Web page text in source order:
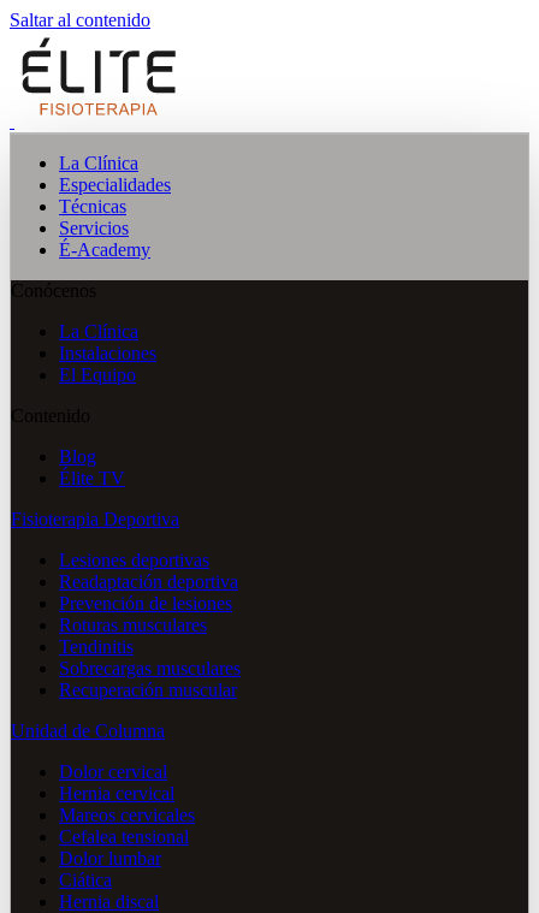
Saltar al contenido
La Clínica
Especialidades
Técnicas
Servicios
É-Academy
Conócenos
La Clínica
Instalaciones
El Equipo
Contenido
Blog
Élite TV
Fisioterapia Deportiva
Lesiones deportivas
Readaptación deportiva
Prevención de lesiones
Roturas musculares
Tendinitis
Sobrecargas musculares
Recuperación muscular
Unidad de Columna
Dolor cervical
Hernia cervical
Mareos cervicales
Cefalea tensional
Dolor lumbar
Ciática
Hernia discal